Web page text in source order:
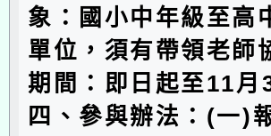
象：國小中年級至高
單位，須有帶領老師
期間：即日起至11
四、參與辦法：(一)